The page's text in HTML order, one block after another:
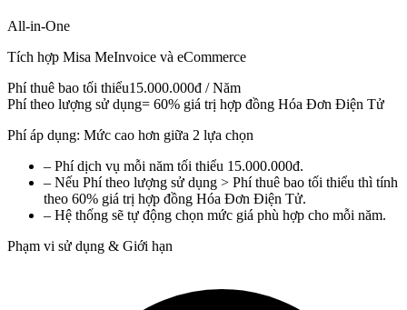
All-in-One
Tích hợp Misa MeInvoice và eCommerce
Phí thuê bao tối thiểu15.000.000đ / Năm
Phí theo lượng sử dụng= 60% giá trị hợp đồng Hóa Đơn Điện Tử
Phí áp dụng: Mức cao hơn giữa 2 lựa chọn
– Phí dịch vụ mỗi năm tối thiểu 15.000.000đ.
– Nếu Phí theo lượng sử dụng > Phí thuê bao tối thiểu thì tính
theo 60% giá trị hợp đồng Hóa Đơn Điện Tử.
– Hệ thống sẽ tự động chọn mức giá phù hợp cho mỗi năm.
Phạm vi sử dụng & Giới hạn